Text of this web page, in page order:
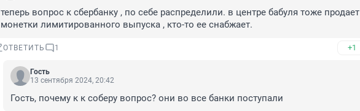
теперь вопрос к сбербанку , по себе распределили. в центре бабуля тоже продает
монетки лимитированного выпуска , кто-то ее снабжает.
ОТВЕТИТЬ 1 +1
Гость
13 сентября 2024, 20:42
Гость, почему к к соберу вопрос? они во все банки поступали